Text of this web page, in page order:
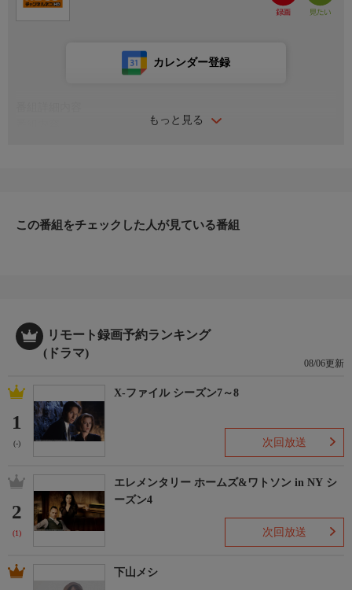
もっと見る
カレンダー登録
き彫りになる。
この番組をチェックした人が見ている番組
リモート録画予約ランキング
(ドラマ)
08/06更新
1
(-)
X-ファイル シーズン7～8
次回放送
2
(1)
エレメンタリー ホームズ&ワトソン in NY シ
ーズン4
次回放送
下山メシ